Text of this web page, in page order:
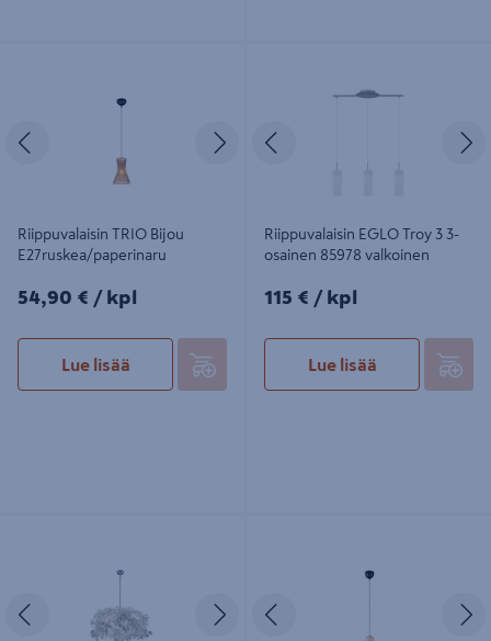
Seuraava
Riippuvalaisin TRIO Bijou
E27ruskea/paperinaru
54,90€/kpl
54,90 € / kpl
Lue lisää
Riippuvalaisin EGLO Troy 3 3-
osainen 85978 valkoinen
115€/kpl
115 € / kpl
Lue lisää
Seuraava